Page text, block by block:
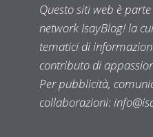
Questo siti web è parte
network IsayBlog! la
tematici di
contributo di
Per pubblicità,
collaborazioni: